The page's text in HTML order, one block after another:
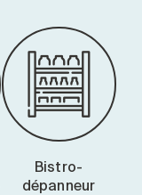
Bistro-
dépanneur